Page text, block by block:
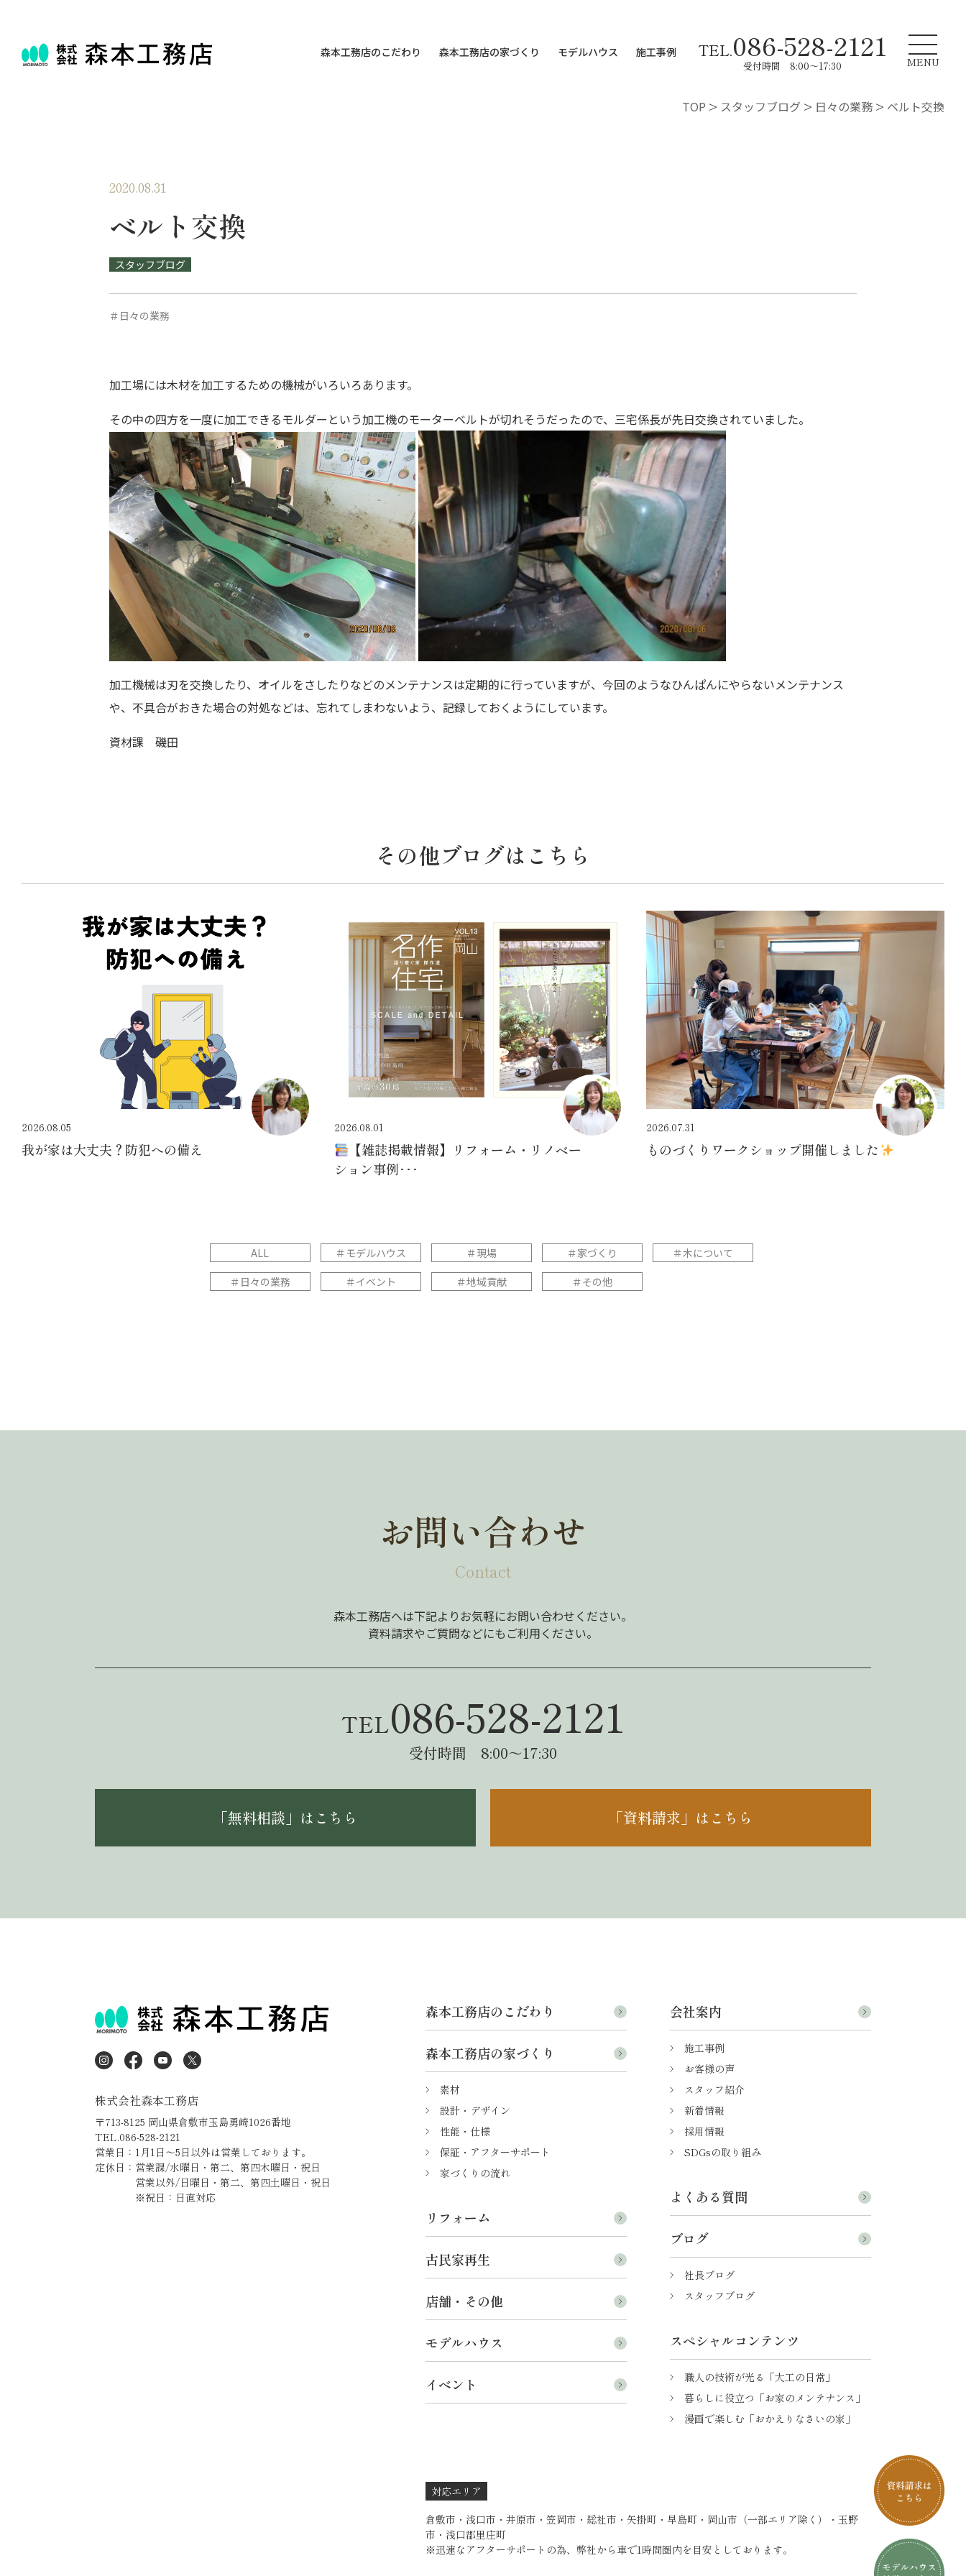
森本工務店のこだわり 森本工務店の家づくり モデルハウス 施工事例 TEL.086-528-2121
受付時間 8:00～17:30 MENU
TOP > スタッフブログ > 日々の業務 > ベルト交換
2020.08.31
ベルト交換
スタッフブログ
＃日々の業務
加工場には木材を加工するための機械がいろいろあります。
その中の四方を一度に加工できるモルダーという加工機のモーターベルトが切れそうだったので、三宅係長が先日交換されていました。
加工機械は刃を交換したり、オイルをさしたりなどのメンテナンスは定期的に行っていますが、今回のようなひんぱんにやらないメンテナンス
や、不具合がおきた場合の対処などは、忘れてしまわないよう、記録しておくようにしています。
資材課 磯田
その他ブログはこちら
2026.08.05
我が家は大丈夫？防犯への備え
2026.08.01
【雑誌掲載情報】リフォーム・リノベー
ション事例･･･
2026.07.31
ものづくりワークショップ開催しました
ALL ＃モデルハウス ＃現場 ＃家づくり
＃木について
＃日々の業務
＃イベント ＃地域貢献 ＃その他
お問い合わせ
Contact
森本工務店へは下記よりお気軽にお問い合わせください。
資料請求やご質問などにもご利用ください。
TEL086-528-2121
受付時間 8:00～17:30
「無料相談」はこちら 「資料請求」はこちら
株式会社森本工務店
〒713-8125 岡山県倉敷市玉島勇崎1026番地
TEL.086-528-2121
営業日：1月1日～5日以外は営業しております。
定休日：営業課/水曜日・第二、第四木曜日・祝日
営業以外/日曜日・第二、第四土曜日・祝日
※祝日：日直対応
森本工務店のこだわり
森本工務店の家づくり
素材
設計・デザイン
性能・仕様
保証・アフターサポート
家づくりの流れ
リフォーム
古民家再生
店舗・その他
モデルハウス
イベント
会社案内
施工事例
お客様の声
スタッフ紹介
新着情報
採用情報
SDGsの取り組み
よくある質問
ブログ
社長ブログ
スタッフブログ
スペシャルコンテンツ
職人の技術が光る「大工の日常」
暮らしに役立つ「お家のメンテナンス」
漫画で楽しむ「おかえりなさいの家」
対応エリア
倉敷市・浅口市・井原市・笠岡市・総社市・矢掛町・早島町・岡山市（一部エリア除く）・玉野
市・浅口郡里庄町
※迅速なアフターサポートの為、弊社から車で1時間圏内を目安としております。